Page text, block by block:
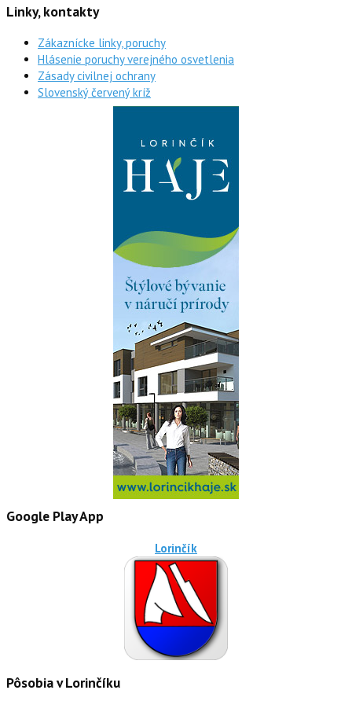
Linky, kontakty
Zákaznícke linky, poruchy
Hlásenie poruchy verejného osvetlenia
Zásady civilnej ochrany
Slovenský červený kríž
Google Play App
Lorinčík
Pôsobia v Lorinčíku